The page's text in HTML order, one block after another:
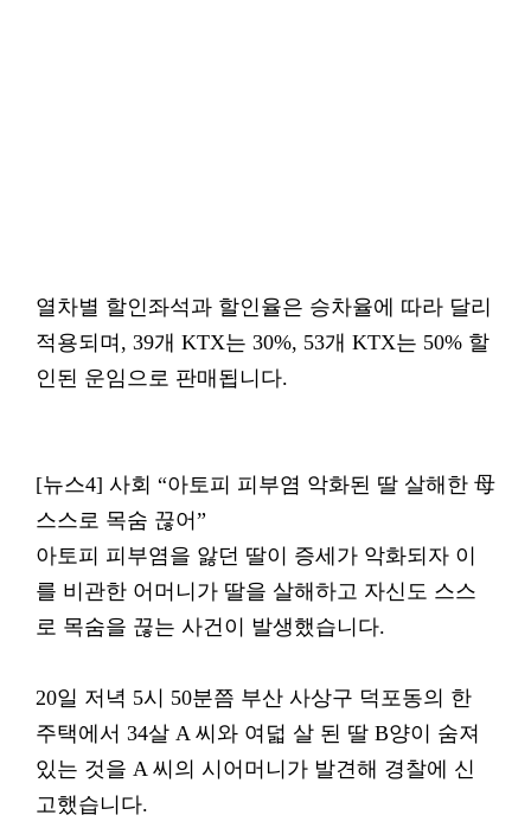
열차별 할인좌석과 할인율은 승차율에 따라 달리
적용되며, 39개 KTX는 30%, 53개 KTX는 50% 할
인된 운임으로 판매됩니다.
[뉴스4] 사회 “아토피 피부염 악화된 딸 살해한 母
스스로 목숨 끊어”
아토피 피부염을 앓던 딸이 증세가 악화되자 이
를 비관한 어머니가 딸을 살해하고 자신도 스스
로 목숨을 끊는 사건이 발생했습니다.
20일 저녁 5시 50분쯤 부산 사상구 덕포동의 한
주택에서 34살 A 씨와 여덟 살 된 딸 B양이 숨져
있는 것을 A 씨의 시어머니가 발견해 경찰에 신
고했습니다.